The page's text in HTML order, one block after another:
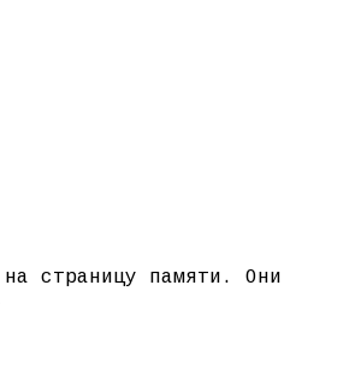
страницу памяти. Они